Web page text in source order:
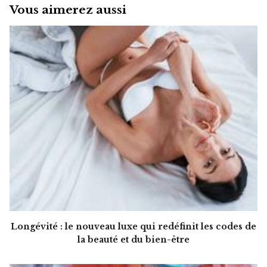
Vous aimerez aussi
Longévité : le nouveau luxe qui redéfinit les codes de
la beauté et du bien-être